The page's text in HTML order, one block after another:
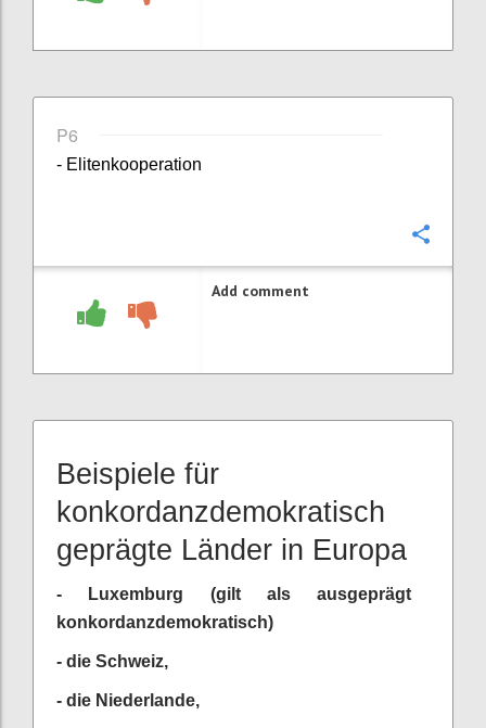
P6
- Elitenkooperation
Add comment
Beispiele für
konkordanzdemokratisch
geprägte Länder in Europa
- Luxemburg (gilt als ausgeprägt
konkordanzdemokratisch)
- die Schweiz,
- die Niederlande,